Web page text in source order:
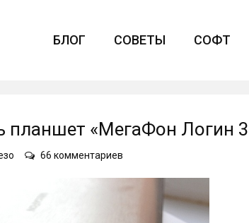
БЛОГ СОВЕТЫ СОФТ
планшет «МегаФон Логин
66 комментариев
торопитесь
обновлять